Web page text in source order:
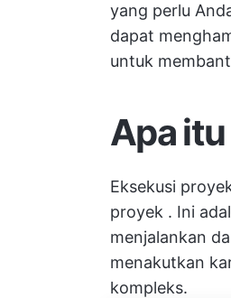
yang perlu
dapat
untuk
Apa
Eksekusi
proyek . Ini
menjalankan
menakutkan
kompleks.